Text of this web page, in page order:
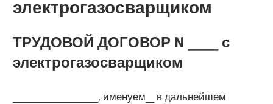
электрогазосварщиком
ТРУДОВОЙ ДОГОВОР N _____ с
электрогазосварщиком
____________________, именуем__ в дальнейшем